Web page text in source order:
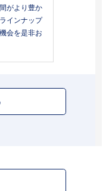
がより豊か
インナップ
会を是非お